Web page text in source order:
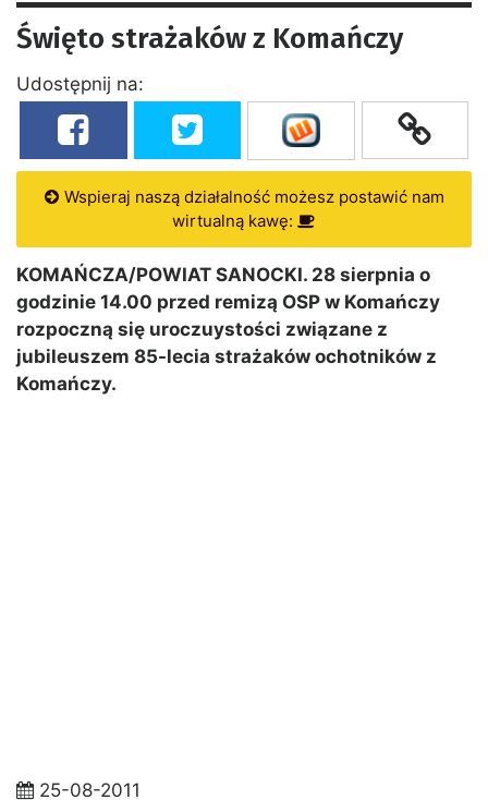
Święto strażaków z Komańczy
Udostępnij na:
Wspieraj naszą działalność możesz postawić nam
wirtualną kawę:
KOMAŃCZA/POWIAT SANOCKI. 28 sierpnia o
godzinie 14.00 przed remizą OSP w Komańczy
rozpoczną się uroczuystości związane z
jubileuszem 85-lecia strażaków ochotników z
Komańczy.
25-08-2011